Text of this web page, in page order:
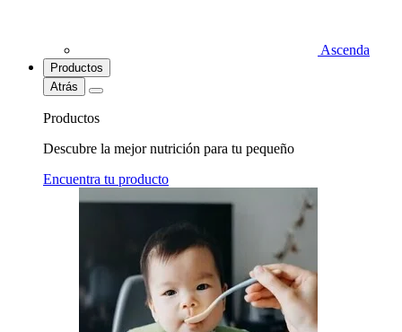
Ascenda
Productos
Atrás
Productos
Descubre la mejor nutrición para tu pequeño
Encuentra tu producto